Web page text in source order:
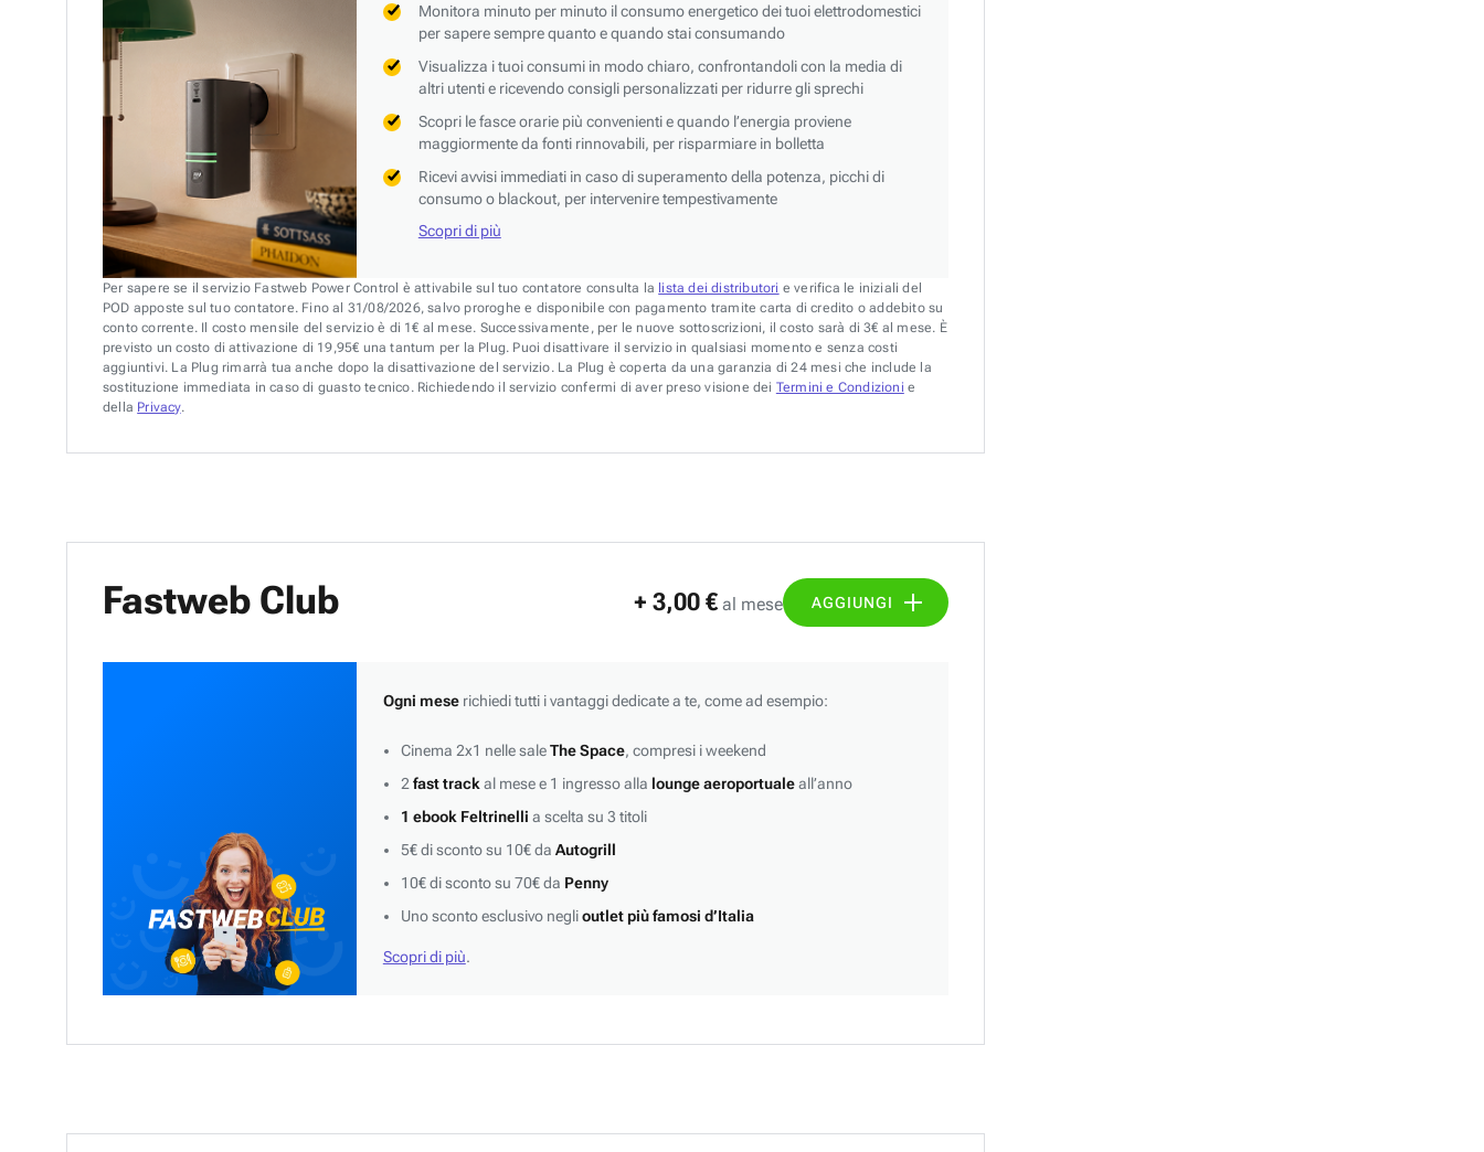
Monitora minuto per minuto il consumo energetico dei tuoi elettrodomestici
per sapere sempre quanto e quando stai consumando
Visualizza i tuoi consumi in modo chiaro, confrontandoli con la media di
altri utenti e ricevendo consigli personalizzati per ridurre gli sprechi
Scopri le fasce orarie più convenienti e quando l’energia proviene
maggiormente da fonti rinnovabili, per risparmiare in bolletta
Ricevi avvisi immediati in caso di superamento della potenza, picchi di
consumo o blackout, per intervenire tempestivamente
Scopri di più
Per sapere se il servizio Fastweb Power Control è attivabile sul tuo contatore consulta la lista dei distributori e verifica le iniziali del
POD apposte sul tuo contatore. Fino al 31/08/2026, salvo proroghe e disponibile con pagamento tramite carta di credito o addebito su
conto corrente. Il costo mensile del servizio è di 1€ al mese. Successivamente, per le nuove sottoscrizioni, il costo sarà di 3€ al mese. È
previsto un costo di attivazione di 19,95€ una tantum per la Plug. Puoi disattivare il servizio in qualsiasi momento e senza costi
aggiuntivi. La Plug rimarrà tua anche dopo la disattivazione del servizio. La Plug è coperta da una garanzia di 24 mesi che include la
sostituzione immediata in caso di guasto tecnico. Richiedendo il servizio confermi di aver preso visione dei Termini e Condizioni e
della Privacy.
Fastweb Club + 3,00 € al mese AGGIUNGI
Ogni meserichiedi tutti i vantaggi dedicate a te, come ad esempio:
Cinema 2x1 nelle saleThe Space, compresi i weekend
2 fast track al mese e 1 ingresso alla lounge aeroportualeall’anno
1 ebook Feltrinelli a scelta su 3 titoli
5€ di sconto su 10€ da Autogrill
10€ di sconto su 70€ da Penny
Uno sconto esclusivo neglioutlet più famosi d’Italia
Scopri di più.